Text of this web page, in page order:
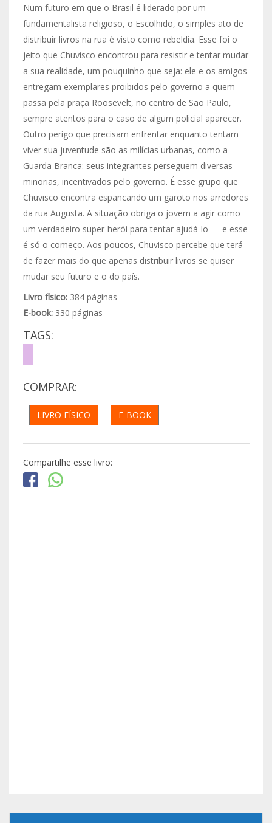
Num futuro em que o Brasil é liderado por um
fundamentalista religioso, o Escolhido, o simples ato de
distribuir livros na rua é visto como rebeldia. Esse foi o
jeito que Chuvisco encontrou para resistir e tentar mudar
a sua realidade, um pouquinho que seja: ele e os amigos
entregam exemplares proibidos pelo governo a quem
passa pela praça Roosevelt, no centro de São Paulo,
sempre atentos para o caso de algum policial aparecer.
Outro perigo que precisam enfrentar enquanto tentam
viver sua juventude são as milícias urbanas, como a
Guarda Branca: seus integrantes perseguem diversas
minorias, incentivados pelo governo. É esse grupo que
Chuvisco encontra espancando um garoto nos arredores
da rua Augusta. A situação obriga o jovem a agir como
um verdadeiro super-herói para tentar ajudá-lo — e esse
é só o começo. Aos poucos, Chuvisco percebe que terá
de fazer mais do que apenas distribuir livros se quiser
mudar seu futuro e o do país.
Livro físico:384 páginas
E-book:330 páginas
TAGS:
COMPRAR:
LIVRO FÍSICO E-BOOK
Compartilhe esse livro: